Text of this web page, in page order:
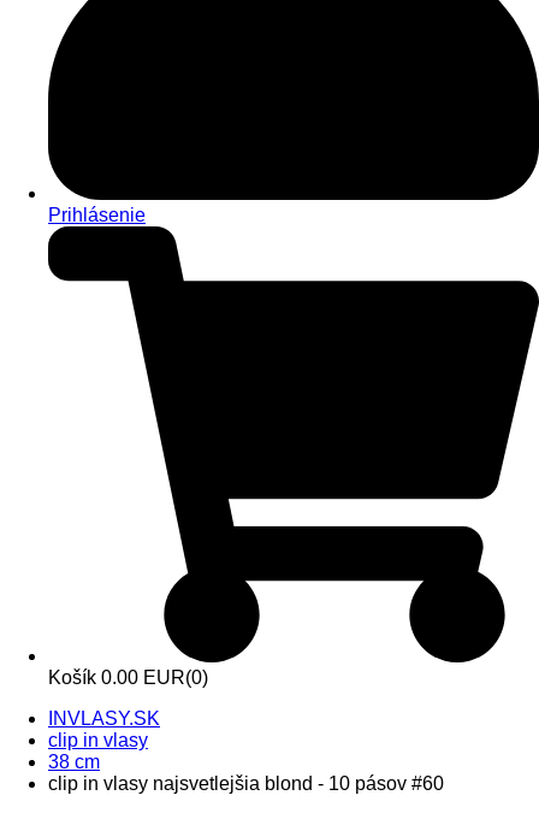
Prihlásenie
Košík 0.00 EUR(0)
INVLASY.SK
clip in vlasy
38 cm
clip in vlasy najsvetlejšia blond - 10 pásov #60